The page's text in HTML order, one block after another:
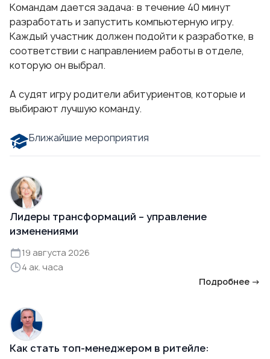
Командам дается задача: в течение 40 минут
разработать и запустить компьютерную игру.
Каждый участник должен подойти к разработке, в
соответствии с направлением работы в отделе,
которую он выбрал.
А судят игру родители абитуриентов, которые и
выбирают лучшую команду.
Ближайшие мероприятия
Лидеры трансформаций – управление
изменениями
19 августа 2026
4 ак. часа
Подробнее →
Как стать топ-менеджером в ритейле: